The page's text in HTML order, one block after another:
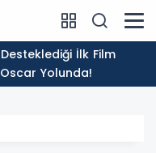
Yolunda!